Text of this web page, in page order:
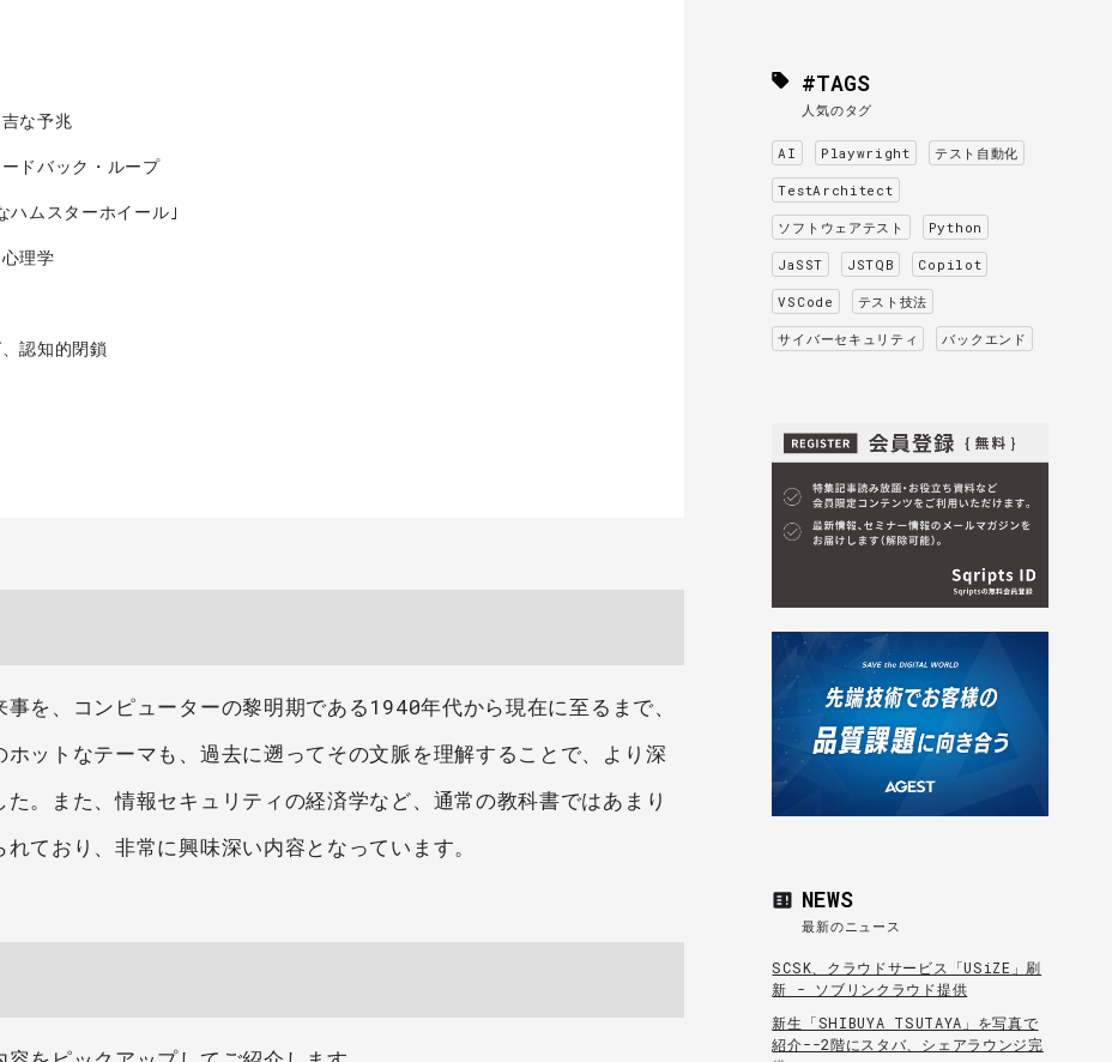
な予兆
ドバック・ループ
ムスターホイール｣
理学
認知的閉鎖
を、コンピューターの黎明期である1940年代から現在に至るまで、
ットなテーマも、過去に遡ってその文脈を理解することで、より深
。また、情報セキュリティの経済学など、通常の教科書ではあまり
ており、非常に興味深い内容となっています。
#TAGS
人気のタグ
AI Playwright テスト自動化
TestArchitect
ソフトウェアテスト Python
JaSST JSTQB Copilot
VSCode テスト技法
サイバーセキュリティ バックエンド
NEWS
最新のニュース
SCSK、クラウドサービス「USiZE」刷
新 - ソブリンクラウド提供
新生「SHIBUYA TSUTAYA」を写真で
紹介--2階にスタバ、シェアラウンジ完